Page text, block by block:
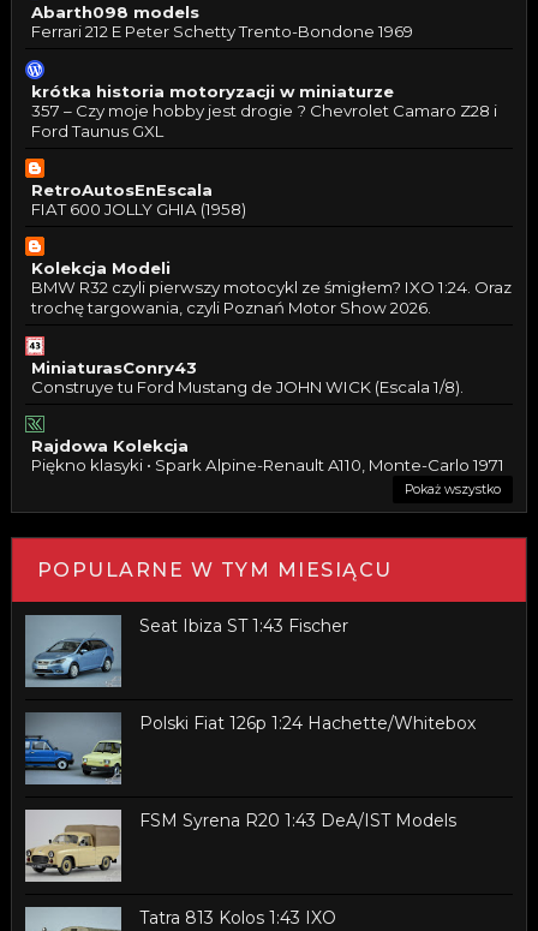
Abarth098 models
Ferrari 212 E Peter Schetty Trento-Bondone 1969
krótka historia motoryzacji w miniaturze
357 – Czy moje hobby jest drogie ? Chevrolet Camaro Z28 i
Ford Taunus GXL
RetroAutosEnEscala
FIAT 600 JOLLY GHIA (1958)
Kolekcja Modeli
BMW R32 czyli pierwszy motocykl ze śmigłem? IXO 1:24. Oraz
trochę targowania, czyli Poznań Motor Show 2026.
MiniaturasConry43
Construye tu Ford Mustang de JOHN WICK (Escala 1/8).
Rajdowa Kolekcja
Piękno klasyki • Spark Alpine-Renault A110, Monte-Carlo 1971
Pokaż wszystko
POPULARNE W TYM MIESIĄCU
Seat Ibiza ST 1:43 Fischer
Polski Fiat 126p 1:24 Hachette/Whitebox
FSM Syrena R20 1:43 DeA/IST Models
Tatra 813 Kolos 1:43 IXO